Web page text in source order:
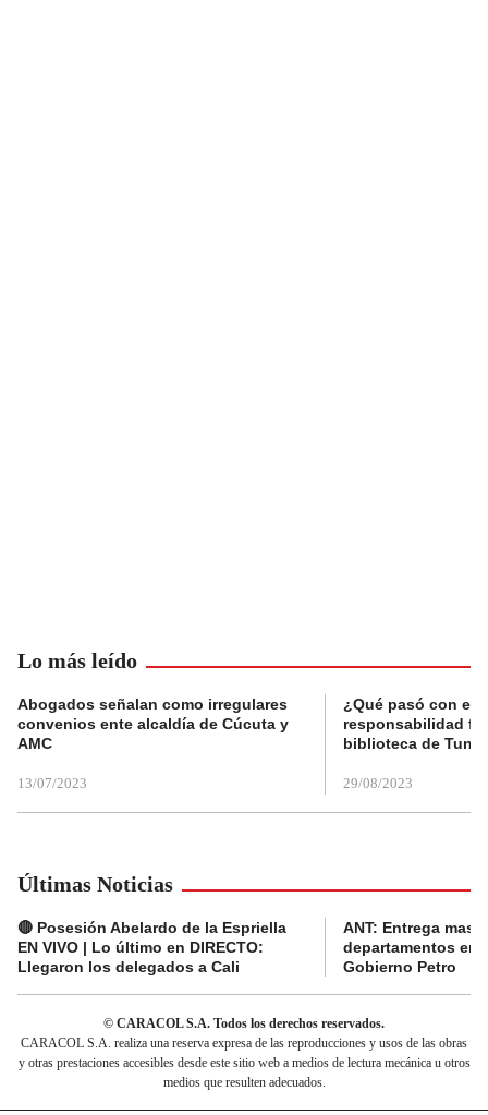
Lo más leído
Abogados señalan como irregulares
convenios ente alcaldía de Cúcuta y
AMC
13/07/2023
¿Qué pasó con el
responsabilidad
biblioteca de
29/08/2023
Últimas Noticias
🔴 Posesión Abelardo de la Espriella
EN VIVO | Lo último en DIRECTO:
Llegaron los delegados a Cali
ANT: Entrega
departamentos en
Gobierno Petro
© CARACOL S.A. Todos los derechos reservados.
CARACOL S.A. realiza una reserva expresa de las reproducciones y usos de las obras
y otras prestaciones accesibles desde este sitio web a medios de lectura mecánica u otros
medios que resulten adecuados.